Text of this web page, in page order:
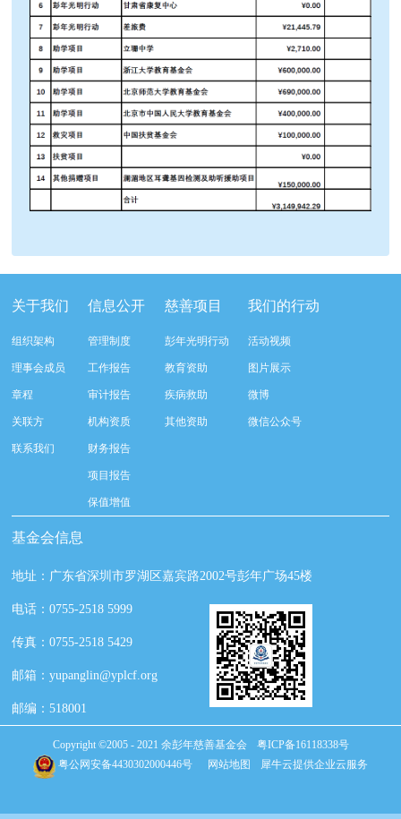
关于我们
组织架构
理事会成员
章程
关联方
联系我们
信息公开
管理制度
工作报告
审计报告
机构资质
财务报告
项目报告
保值增值
慈善项目
彭年光明行动
教育资助
疾病救助
其他资助
我们的行动
活动视频
图片展示
微博
微信公众号
基金会信息
地址：广东省深圳市罗湖区嘉宾路2002号彭年广场45楼
电话：0755-2518 5999
传真：0755-2518 5429
邮箱：yupanglin@yplcf.org
邮编：518001
Copyright ©2005 - 2021 余彭年慈善基金会
粤ICP备16118338号
粤公网安备4430302000446号
网站地图 犀牛云提供企业云服务